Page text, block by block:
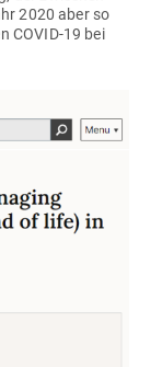
2020 aber so
COVID-19 bei